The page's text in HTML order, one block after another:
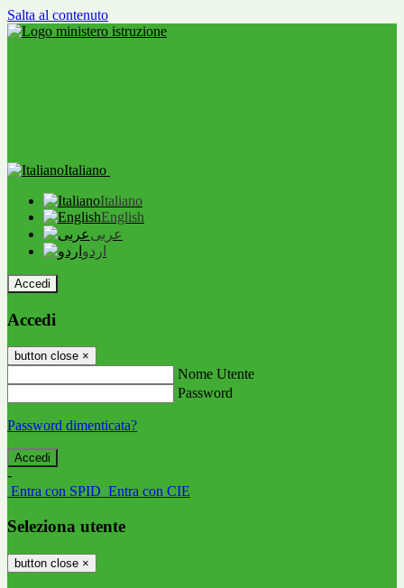
Salta al contenuto
Italiano
Italiano
English
عربى
اردو
Accedi
Accedi
button close ×
Nome Utente
Password
Password dimenticata?
-
Entra con SPID Entra con CIE
Seleziona utente
button close ×